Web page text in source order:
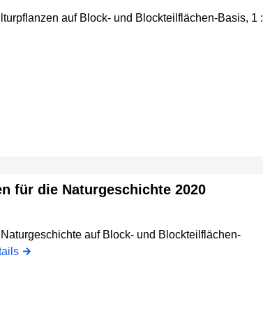
auf Block- und Blockteilflächen-Basis, 1 :
für die Naturgeschichte 2020
auf Block- und Blockteilflächen-